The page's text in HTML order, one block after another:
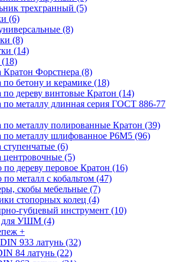
трехгранный (5)
(6)
(8)
(8)
(14)
(18)
Кратон Форстнера (8)
по бетону и керамике (18)
по дереву винтовые Кратон (14)
по металлу длинная серия ГОСТ 886-77
по металлу полированные Кратон (39)
по металлу шлифованное Р6М5 (96)
ступенчатые (6)
центровочные (5)
по дереву перовое Кратон (16)
по металл с кобальтом (47)
скобы мебельные (7)
стопорных колец (4)
губцевый инструмент (10)
для УШМ (4)
+
933 латунь (32)
84 латунь (22)